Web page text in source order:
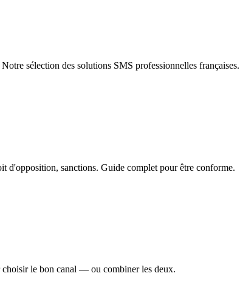
sélection des solutions SMS professionnelles françaises.
d'opposition, sanctions. Guide complet pour être conforme.
choisir le bon canal — ou combiner les deux.